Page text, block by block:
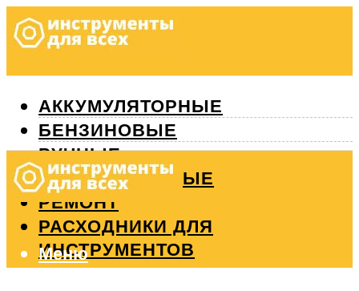
АККУМУЛЯТОРНЫЕ
БЕНЗИНОВЫЕ
РУЧНЫЕ
ИЗМЕРИТЕЛЬНЫЕ
РЕМОНТ
РАСХОДНИКИ ДЛЯ
ИНСТРУМЕНТОВ
Меню